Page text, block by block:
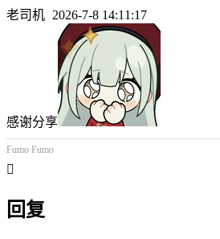
老司机 2026-7-8 14:11:17
感谢分享
Fumo Fumo

回复